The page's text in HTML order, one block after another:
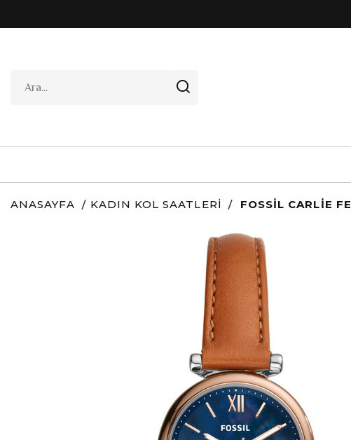
ANASAYFA KADIN KOL SAATLERI FOSSIL CARLIE